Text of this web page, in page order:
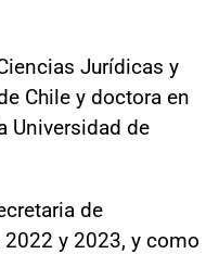
Jurídicas y
Chile y doctora en
Universidad de
de
y 2023, y como